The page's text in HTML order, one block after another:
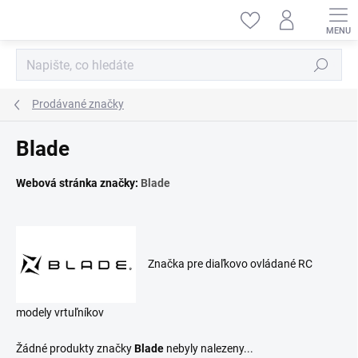
Hledat
Prodávané značky
Blade
Webová stránka značky: Blade
Značka pre diaľkovo ovládané RC
modely vrtuľníkov
Žádné produkty značkyBlade nebyly nalezeny...